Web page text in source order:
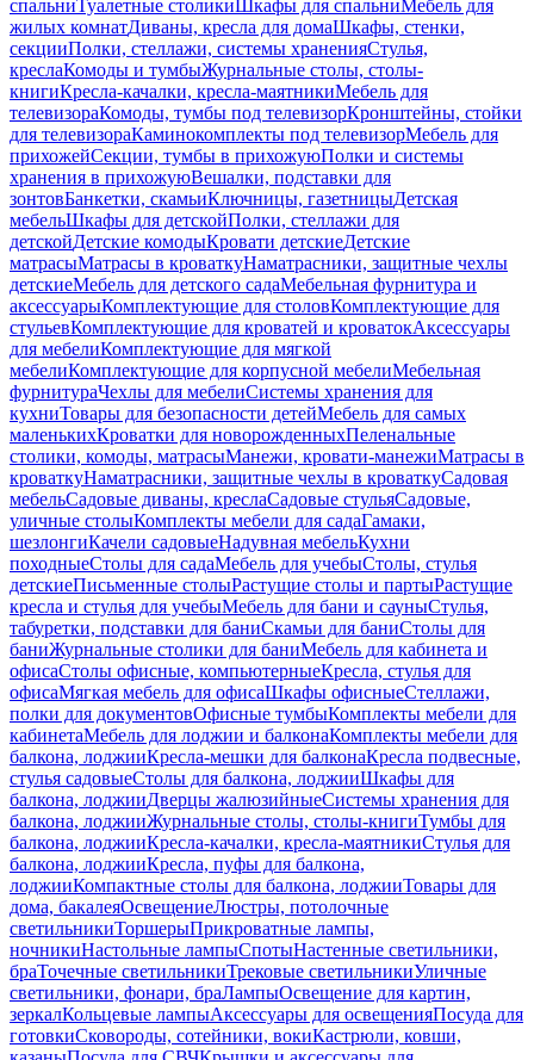
спальниТуалетные столикиШкафы для спальниМебель для
жилых комнатДиваны, кресла для домаШкафы, стенки,
секцииПолки, стеллажи, системы храненияСтулья,
креслаКомоды и тумбыЖурнальные столы, столы-
книгиКресла-качалки, кресла-маятникиМебель для
телевизораКомоды, тумбы под телевизорКронштейны, стойки
для телевизораКаминокомплекты под телевизорМебель для
прихожейСекции, тумбы в прихожуюПолки и системы
хранения в прихожуюВешалки, подставки для
зонтовБанкетки, скамьиКлючницы, газетницыДетская
мебельШкафы для детскойПолки, стеллажи для
детскойДетские комодыКровати детскиеДетские
матрасыМатрасы в кроваткуНаматрасники, защитные чехлы
детскиеМебель для детского садаМебельная фурнитура и
аксессуарыКомплектующие для столовКомплектующие для
стульевКомплектующие для кроватей и кроватокАксессуары
для мебелиКомплектующие для мягкой
мебелиКомплектующие для корпусной мебелиМебельная
фурнитураЧехлы для мебелиСистемы хранения для
кухниТовары для безопасности детейМебель для самых
маленькихКроватки для новорожденныхПеленальные
столики, комоды, матрасыМанежи, кровати-манежиМатрасы в
кроваткуНаматрасники, защитные чехлы в кроваткуСадовая
мебельСадовые диваны, креслаСадовые стульяСадовые,
уличные столыКомплекты мебели для садаГамаки,
шезлонгиКачели садовыеНадувная мебельКухни
походныеСтолы для садаМебель для учебыСтолы, стулья
детскиеПисьменные столыРастущие столы и партыРастущие
кресла и стулья для учебыМебель для бани и сауныСтулья,
табуретки, подставки для баниСкамьи для баниСтолы для
баниЖурнальные столики для баниМебель для кабинета и
офисаСтолы офисные, компьютерныеКресла, стулья для
офисаМягкая мебель для офисаШкафы офисныеСтеллажи,
полки для документовОфисные тумбыКомплекты мебели для
кабинетаМебель для лоджии и балконаКомплекты мебели для
балкона, лоджииКресла-мешки для балконаКресла подвесные,
стулья садовыеСтолы для балкона, лоджииШкафы для
балкона, лоджииДверцы жалюзийныеСистемы хранения для
балкона, лоджииЖурнальные столы, столы-книгиТумбы для
балкона, лоджииКресла-качалки, кресла-маятникиСтулья для
балкона, лоджииКресла, пуфы для балкона,
лоджииКомпактные столы для балкона, лоджииТовары для
дома, бакалеяОсвещениеЛюстры, потолочные
светильникиТоршерыПрикроватные лампы,
ночникиНастольные лампыСпотыНастенные светильники,
браТочечные светильникиТрековые светильникиУличные
светильники, фонари, браЛампыОсвещение для картин,
зеркалКольцевые лампыАксессуары для освещенияПосуда для
готовкиСковороды, сотейники, вокиКастрюли, ковши,